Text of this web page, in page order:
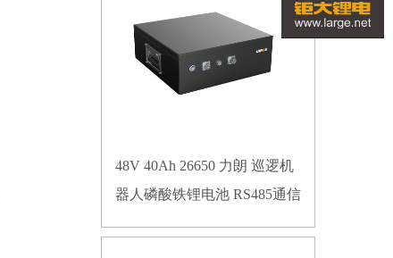
48V 40Ah 26650 力朗 巡逻机
器人磷酸铁锂电池 RS485通信